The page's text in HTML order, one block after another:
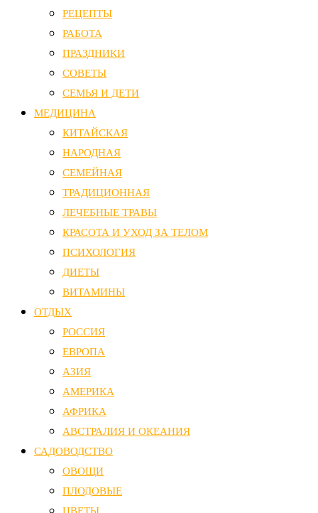
РЕЦЕПТЫ
РАБОТА
ПРАЗДНИКИ
СОВЕТЫ
СЕМЬЯ И ДЕТИ
МЕДИЦИНА
КИТАЙСКАЯ
НАРОДНАЯ
СЕМЕЙНАЯ
ТРАДИЦИОННАЯ
ЛЕЧЕБНЫЕ ТРАВЫ
КРАСОТА И УХОД ЗА ТЕЛОМ
ПСИХОЛОГИЯ
ДИЕТЫ
ВИТАМИНЫ
ОТДЫХ
РОССИЯ
ЕВРОПА
АЗИЯ
АМЕРИКА
АФРИКА
АВСТРАЛИЯ И ОКЕАНИЯ
САДОВОДСТВО
ОВОЩИ
ПЛОДОВЫЕ
ЦВЕТЫ